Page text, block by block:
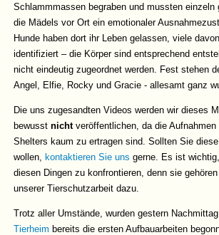
Schlammmassen begraben und mussten einzeln
die Mädels vor Ort ein emotionaler
Hunde haben dort ihr Leben gelassen, viele
identifiziert – die Körper sind entsprechend
nicht eindeutig zugeordnet werden. Fest stehen
Angel, Elfie, Rocky und Gracie - allesamt ganz
Die uns zugesandten Videos werden wir dieses
bewusstnichtveröffentlichen, da die Aufnahmen
Shelters kaum zu ertragen sind. Sollten Sie
wollen,kontaktieren Sie uns gerne. Es ist
diesen Dingen zu konfrontieren, denn sie
unserer Tierschutzarbeit dazu.
Trotz aller Umstände, wurden gestern
Tierheim bereits die ersten Aufbauarbeiten